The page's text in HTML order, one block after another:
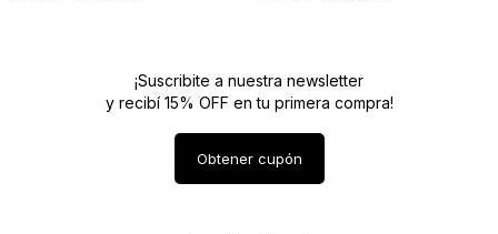
¡Suscribite a nuestra newsletter
y recibí 15% OFF en tu primera compra!
Obtener cupón